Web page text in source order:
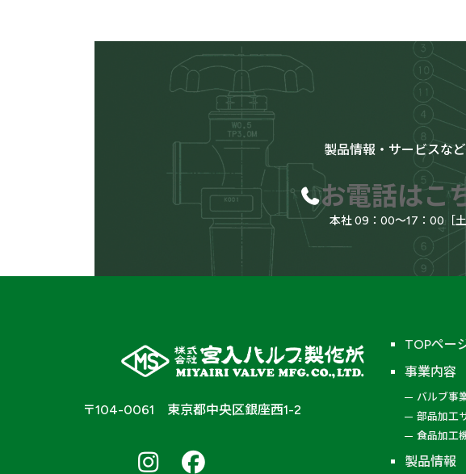
製品情報・サービスな
お電話はこ
本社 09：00～17：00［
TOPペー
事業内容
バルブ事
部品加工
食品加工
製品情報
〒104-0061 東京都中央区銀座西1-2
ア
南
ア